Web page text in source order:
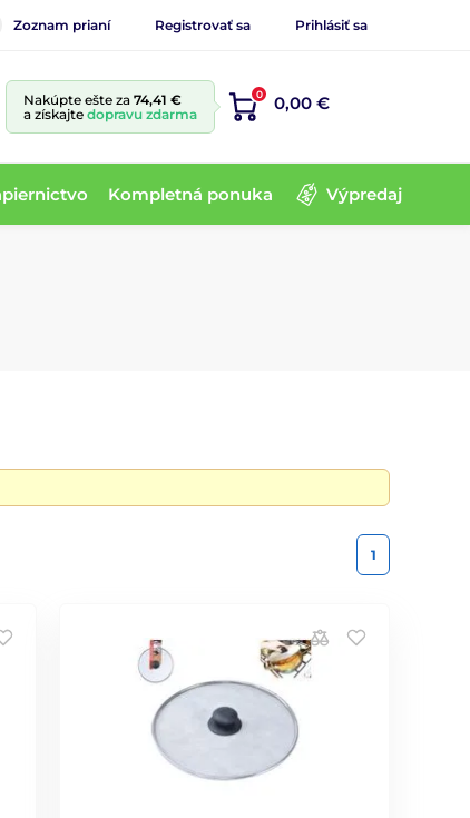
Zoznam prianí Registrovať sa Prihlásiť sa
Nakúpte ešte za 74,41 €
a získajte dopravu zdarma
0 0,00 €
Kompletná ponuka Výpredaj
1